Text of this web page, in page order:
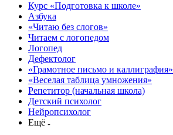
Курс «Подготовка к школе»
Азбука
«Читаю без слогов»
Читаем с логопедом
Логопед
Дефектолог
«Грамотное письмо и каллиграфия»
«Веселая таблица умножения»
Репетитор (начальная школа)
Детский психолог
Нейропсихолог
Ещё